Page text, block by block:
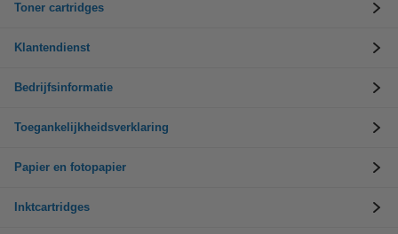
Toner cartridges
Klantendienst
Bedrijfsinformatie
Toegankelijkheidsverklaring
Papier en fotopapier
Inktcartridges